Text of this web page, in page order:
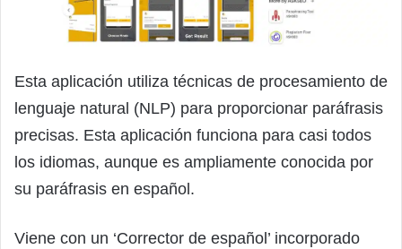
Esta aplicación utiliza técnicas de procesamiento de
lenguaje natural (NLP) para proporcionar paráfrasis
precisas. Esta aplicación funciona para casi todos
los idiomas, aunque es ampliamente conocida por
su paráfrasis en español.
Viene con un ‘Corrector de español’ incorporado